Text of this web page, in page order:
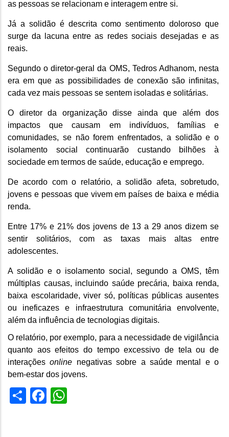
as pessoas se relacionam e interagem entre si.
Já a solidão é descrita como sentimento doloroso que
surge da lacuna entre as redes sociais desejadas e as
reais.
Segundo o diretor-geral da OMS, Tedros Adhanom, nesta
era em que as possibilidades de conexão são infinitas,
cada vez mais pessoas se sentem isoladas e solitárias.
O diretor da organização disse ainda que além dos
impactos que causam em indivíduos, famílias e
comunidades, se não forem enfrentados, a solidão e o
isolamento social continuarão custando bilhões à
sociedade em termos de saúde, educação e emprego.
De acordo com o relatório, a solidão afeta, sobretudo,
jovens e pessoas que vivem em países de baixa e média
renda.
Entre 17% e 21% dos jovens de 13 a 29 anos dizem se
sentir solitários, com as taxas mais altas entre
adolescentes.
A solidão e o isolamento social, segundo a OMS, têm
múltiplas causas, incluindo saúde precária, baixa renda,
baixa escolaridade, viver só, políticas públicas ausentes
ou ineficazes e infraestrutura comunitária envolvente,
além da influência de tecnologias digitais.
O relatório, por exemplo, para a necessidade de vigilância
quanto aos efeitos do tempo excessivo de tela ou de
interaçõesonline negativas sobre a saúde mental e o
bem-estar dos jovens.
ShareFacebook